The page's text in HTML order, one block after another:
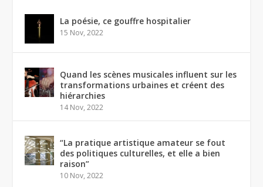
La poésie, ce gouffre hospitalier
15 Nov, 2022
Quand les scènes musicales influent sur les
transformations urbaines et créent des
hiérarchies
14 Nov, 2022
“La pratique artistique amateur se fout
des politiques culturelles, et elle a bien
raison”
10 Nov, 2022